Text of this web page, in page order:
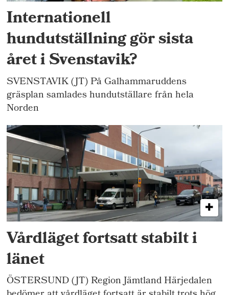
Internationell
hundutställning gör sista
året i Svenstavik?
SVENSTAVIK (JT) På Galhammaruddens
gräsplan samlades hundutställare från hela
Norden
Vårdläget fortsatt stabilt i
länet
ÖSTERSUND (JT) Region Jämtland Härjedalen